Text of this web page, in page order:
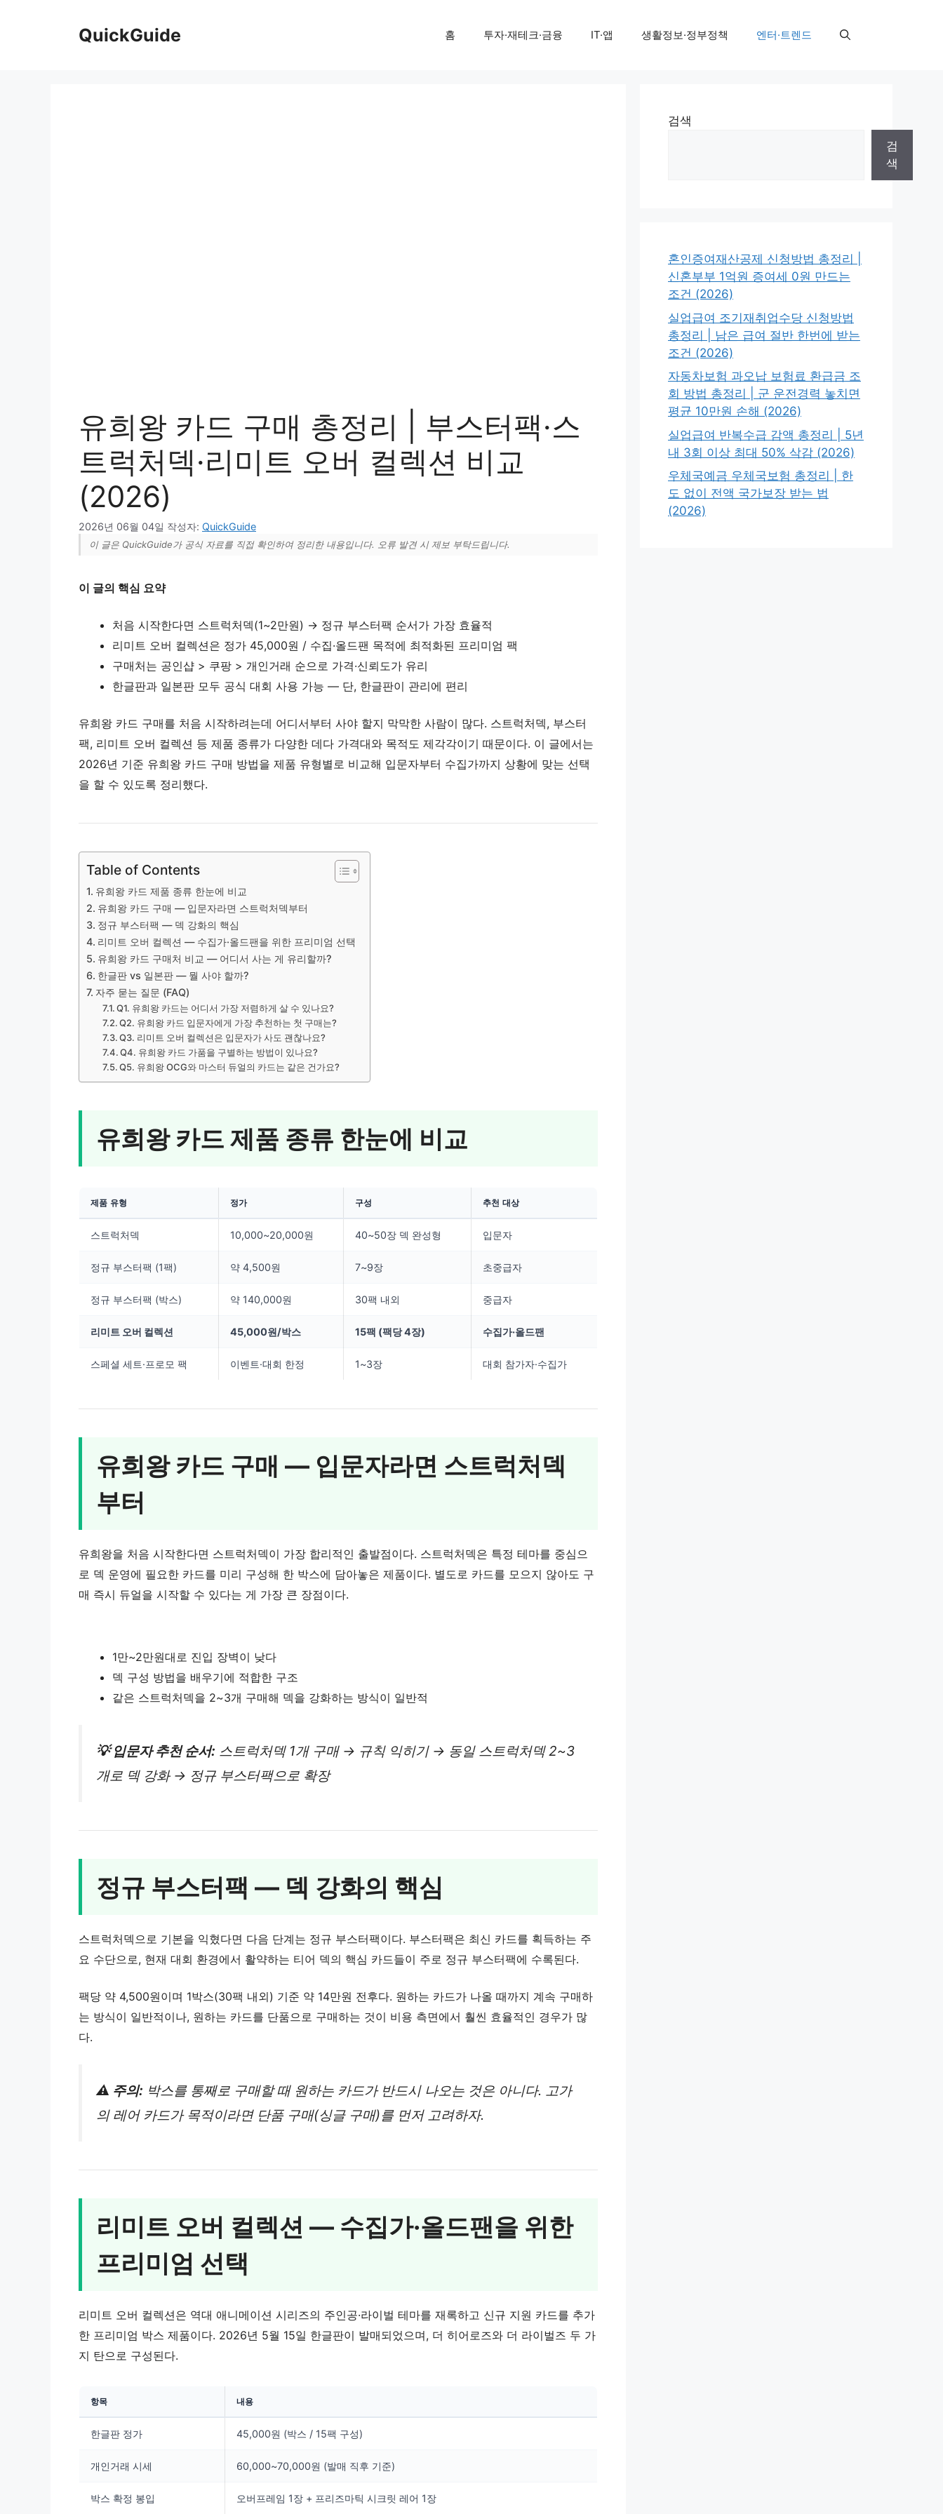
QuickGuide 홈 투자·재테크·금융 IT·앱 생활정보·정부정책 엔터·트렌드
유희왕 카드 구매 총정리 | 부스터팩·스
트럭처덱·리미트 오버 컬렉션 비교
(2026)
2026년 06월 04일 작성자: QuickGuide
이 글은 QuickGuide가 공식 자료를 직접 확인하여 정리한 내용입니다. 오류 발견 시 제보 부탁드립니다.
이 글의 핵심 요약
처음 시작한다면 스트럭처덱(1~2만원) → 정규 부스터팩 순서가 가장 효율적
리미트 오버 컬렉션은 정가 45,000원 / 수집·올드팬 목적에 최적화된 프리미엄 팩
구매처는 공인샵 > 쿠팡 > 개인거래 순으로 가격·신뢰도가 유리
한글판과 일본판 모두 공식 대회 사용 가능 — 단, 한글판이 관리에 편리
유희왕 카드 구매를 처음 시작하려는데 어디서부터 사야 할지 막막한 사람이 많다. 스트럭처덱, 부스터
팩, 리미트 오버 컬렉션 등 제품 종류가 다양한 데다 가격대와 목적도 제각각이기 때문이다. 이 글에서는
2026년 기준 유희왕 카드 구매 방법을 제품 유형별로 비교해 입문자부터 수집가까지 상황에 맞는 선택
을 할 수 있도록 정리했다.
Table of Contents
유희왕 카드 제품 종류 한눈에 비교
유희왕 카드 구매 — 입문자라면 스트럭처덱부터
정규 부스터팩 — 덱 강화의 핵심
리미트 오버 컬렉션 — 수집가·올드팬을 위한 프리미엄 선택
유희왕 카드 구매처 비교 — 어디서 사는 게 유리할까?
한글판 vs 일본판 — 뭘 사야 할까?
자주 묻는 질문 (FAQ)
Q1. 유희왕 카드는 어디서 가장 저렴하게 살 수 있나요?
Q2. 유희왕 카드 입문자에게 가장 추천하는 첫 구매는?
Q3. 리미트 오버 컬렉션은 입문자가 사도 괜찮나요?
Q4. 유희왕 카드 가품을 구별하는 방법이 있나요?
Q5. 유희왕 OCG와 마스터 듀얼의 카드는 같은 건가요?
유희왕 카드 제품 종류 한눈에 비교
제품 유형 정가 구성 추천 대상
스트럭처덱 10,000~20,000원 40~50장 덱 완성형 입문자
정규 부스터팩 (1팩) 약 4,500원 7~9장 초중급자
정규 부스터팩 (박스) 약 140,000원 30팩 내외 중급자
리미트 오버 컬렉션 45,000원/박스 15팩 (팩당 4장) 수집가·올드팬
스페셜 세트·프로모 팩 이벤트·대회 한정 1~3장 대회 참가자·수집가
유희왕 카드 구매 — 입문자라면 스트럭처덱
부터
유희왕을 처음 시작한다면 스트럭처덱이 가장 합리적인 출발점이다. 스트럭처덱은 특정 테마를 중심으
로 덱 운영에 필요한 카드를 미리 구성해 한 박스에 담아놓은 제품이다. 별도로 카드를 모으지 않아도 구
매 즉시 듀얼을 시작할 수 있다는 게 가장 큰 장점이다.
1만~2만원대로 진입 장벽이 낮다
덱 구성 방법을 배우기에 적합한 구조
같은 스트럭처덱을 2~3개 구매해 덱을 강화하는 방식이 일반적
💡 입문자 추천 순서: 스트럭처덱 1개 구매 → 규칙 익히기 → 동일 스트럭처덱 2~3
개로 덱 강화 → 정규 부스터팩으로 확장
정규 부스터팩 — 덱 강화의 핵심
스트럭처덱으로 기본을 익혔다면 다음 단계는 정규 부스터팩이다. 부스터팩은 최신 카드를 획득하는 주
요 수단으로, 현재 대회 환경에서 활약하는 티어 덱의 핵심 카드들이 주로 정규 부스터팩에 수록된다.
팩당 약 4,500원이며 1박스(30팩 내외) 기준 약 14만원 전후다. 원하는 카드가 나올 때까지 계속 구매하
는 방식이 일반적이나, 원하는 카드를 단품으로 구매하는 것이 비용 측면에서 훨씬 효율적인 경우가 많
다.
⚠️ 주의: 박스를 통째로 구매할 때 원하는 카드가 반드시 나오는 것은 아니다. 고가
의 레어 카드가 목적이라면 단품 구매(싱글 구매)를 먼저 고려하자.
리미트 오버 컬렉션 — 수집가·올드팬을 위한
프리미엄 선택
리미트 오버 컬렉션은 역대 애니메이션 시리즈의 주인공·라이벌 테마를 재록하고 신규 지원 카드를 추가
한 프리미엄 박스 제품이다. 2026년 5월 15일 한글판이 발매되었으며, 더 히어로즈와 더 라이벌즈 두 가
지 탄으로 구성된다.
항목 내용
한글판 정가 45,000원 (박스 / 15팩 구성)
개인거래 시세 60,000~70,000원 (발매 직후 기준)
박스 확정 봉입 오버프레임 1장 + 프리즈마틱 시크릿 레어 1장
검색
검
색
혼인증여재산공제 신청방법 총정리 |
신혼부부 1억원 증여세 0원 만드는
조건 (2026)
실업급여 조기재취업수당 신청방법
총정리 | 남은 급여 절반 한번에 받는
조건 (2026)
자동차보험 과오납 보험료 환급금 조
회 방법 총정리 | 군 운전경력 놓치면
평균 10만원 손해 (2026)
실업급여 반복수급 감액 총정리 | 5년
내 3회 이상 최대 50% 삭감 (2026)
우체국예금 우체국보험 총정리 | 한
도 없이 전액 국가보장 받는 법
(2026)